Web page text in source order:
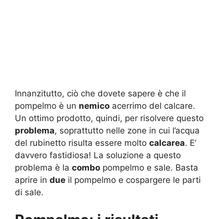
Innanzitutto, ciò che dovete sapere è che il
pompelmo è un nemico acerrimo del calcare.
Un ottimo prodotto, quindi, per risolvere questo
problema, soprattutto nelle zone in cui l’acqua
del rubinetto risulta essere molto calcarea. E’
davvero fastidiosa! La soluzione a questo
problema è la combo pompelmo e sale. Basta
aprire in due il pompelmo e cospargere le parti
di sale.